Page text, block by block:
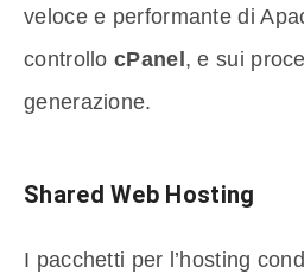
veloce e performante di
controllo cPanel, e sui
generazione.
Shared Web Hosting
I pacchetti per l’hosting